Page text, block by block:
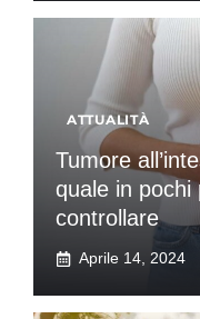
ATTUALITÀ
Tumore
quale in pochi
controllare
Aprile 14, 2024